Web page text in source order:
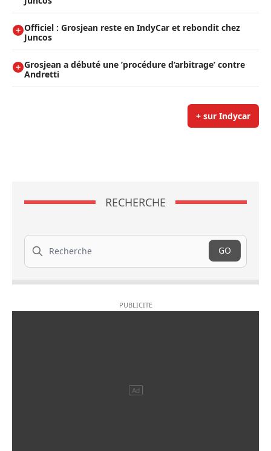
Officiel : Grosjean reste en IndyCar et rebondit chez
Juncos
Grosjean a débuté une ’procédure d’arbitrage’ contre
Andretti
+ sur Indycar
RECHERCHE
Recherche
GO